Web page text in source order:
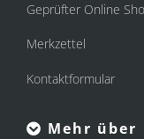
Geprüfter Online
Merkzettel
Kontaktformular
Mehr über